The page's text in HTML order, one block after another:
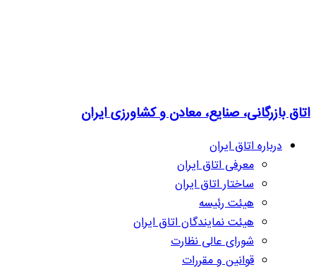
اتاق بازرگانی، صنایع، معادن و کشاورزی ایران
درباره اتاق ایران
معرفی اتاق ایران
ساختار اتاق ایران
هیئت رئیسه
هیئت نمایندگان اتاق ایران
شورای عالی نظارت
قوانین و مقررات